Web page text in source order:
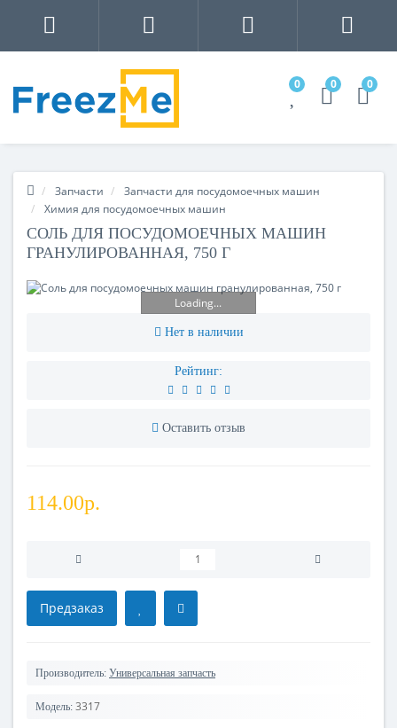
0 0 0
Запчасти
Запчасти для посудомоечных машин
Химия для посудомоечных машин
СОЛЬ ДЛЯ ПОСУДОМОЕЧНЫХ МАШИН
ГРАНУЛИРОВАННАЯ, 750 Г
Loading...
Нет в наличии
Рейтинг:
Оставить отзыв
114.00р.
Предзаказ
Производитель: Универсальная запчасть
Модель: 3317